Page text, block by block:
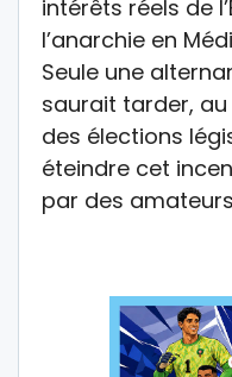
intérêts réels de
l’anarchie en
Seule une
saurait tarder,
des élections
éteindre cet
par des